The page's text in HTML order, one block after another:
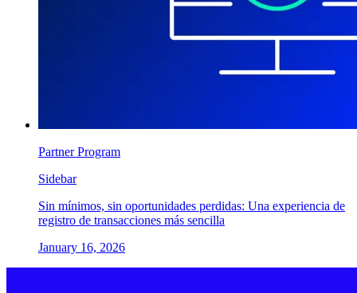
Partner Program
Sidebar
Sin mínimos, sin oportunidades perdidas: Una experiencia de
registro de transacciones más sencilla
January 16, 2026